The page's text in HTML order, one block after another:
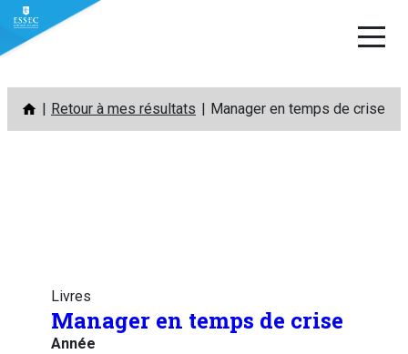
Aller
contenu
Retour à mes résultats Manager en temps de crise
Livres
Manager en temps de crise
Année